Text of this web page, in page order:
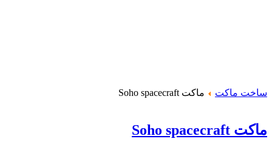
ساخت ماکت ماکت Soho spacecraft
ماکت Soho spacecraft